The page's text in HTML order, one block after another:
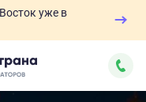
уже в